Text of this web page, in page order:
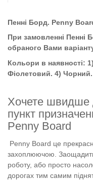
Пенні Борд. Penny
При замовленні Пенні
обраного Вами
Кольори в наявності:
Фіолетовий. 4)
Хочете швидше
пункт
Penny Board
Penny Board це
захоплюючою.
роботу, або просто
дорогах тим самим